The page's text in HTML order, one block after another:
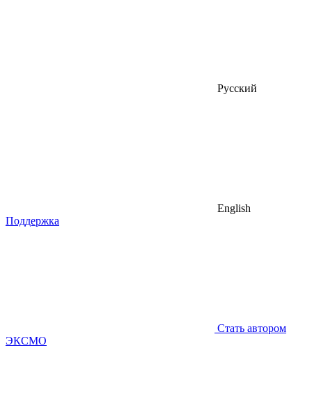
Русский
English
Поддержка
Стать автором
ЭКСМО